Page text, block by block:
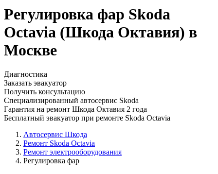
Регулировка фар Skoda
Octavia (Шкода Октавия) в
Москве
Диагностика
Заказать эвакуатор
Получить консультацию
Специализированный автосервис Skoda
Гарантия на ремонт Шкода Октавия 2 года
Бесплатный эвакуатор при ремонте Skoda Octavia
Автосервис Шкода
Ремонт Skoda Octavia
Ремонт электрооборудования
Регулировка фар